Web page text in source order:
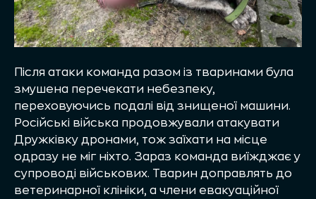
Після атаки команда разом із тваринами була
змушена перечекати небезпеку,
переховуючись подалі від знищеної машини.
Російські війська продовжували атакувати
Дружківку дронами, тож заїхати на місце
одразу не міг ніхто. Зараз команда виїжджає у
супроводі військових. Тварин доправлять до
ветеринарної клініки, а члени евакуаційної